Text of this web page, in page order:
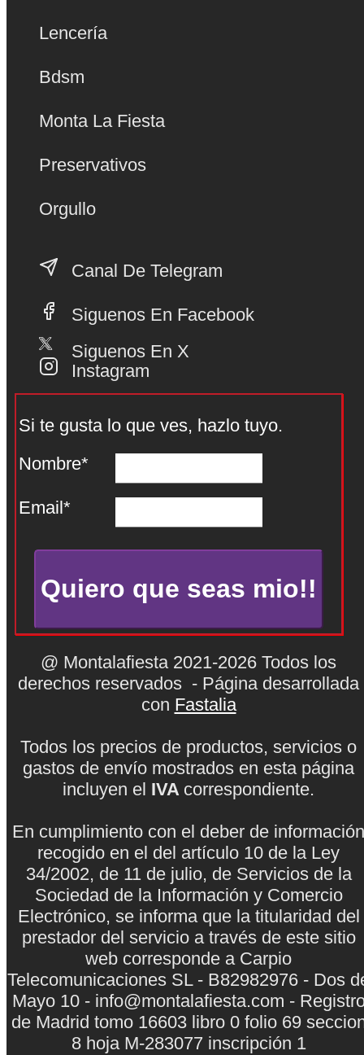
Lencería
Bdsm
Monta La Fiesta
Preservativos
Orgullo
Canal De Telegram
Siguenos En Facebook
Siguenos En X
Instagram
Si te gusta lo que ves, hazlo tuyo.
Nombre*
Email*
@ Montalafiesta 2021-2026 Todos los
derechos reservados - Página desarrollada
con Fastalia
Todos los precios de productos, servicios o
gastos de envío mostrados en esta página
incluyen el IVA correspondiente.
En cumplimiento con el deber de información
recogido en el del artículo 10 de la Ley
34/2002, de 11 de julio, de Servicios de la
Sociedad de la Información y Comercio
Electrónico, se informa que la titularidad del
prestador del servicio a través de este sitio
web corresponde a Carpio
Telecomunicaciones SL - B82982976 - Dos
Mayo 10 - info@montalafiesta.com -
de Madrid tomo 16603 libro 0 folio 69
8 hoja M-283077 inscripción 1